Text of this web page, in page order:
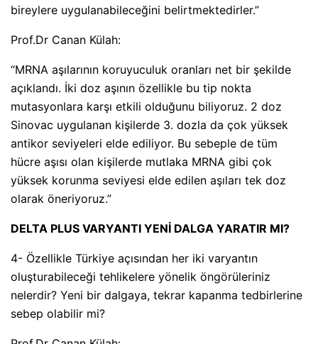
bireylere uygulanabileceğini belirtmektedirler.”
Prof.Dr Canan Külah:
“MRNA aşılarının koruyuculuk oranları net bir şekilde
açıklandı. İki doz aşının özellikle bu tip nokta
mutasyonlara karşı etkili olduğunu biliyoruz. 2 doz
Sinovac uygulanan kişilerde 3. dozla da çok yüksek
antikor seviyeleri elde ediliyor. Bu sebeple de tüm
hücre aşısı olan kişilerde mutlaka MRNA gibi çok
yüksek korunma seviyesi elde edilen aşıları tek doz
olarak öneriyoruz.”
DELTA PLUS VARYANTI YENİ DALGA YARATIR MI?
4- Özellikle Türkiye açısından her iki varyantın
oluşturabileceği tehlikelere yönelik öngörüleriniz
nelerdir? Yeni bir dalgaya, tekrar kapanma tedbirlerine
sebep olabilir mi?